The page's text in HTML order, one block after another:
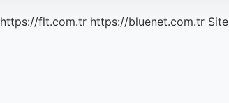
https://flt.com.tr https://bluenet.com.tr